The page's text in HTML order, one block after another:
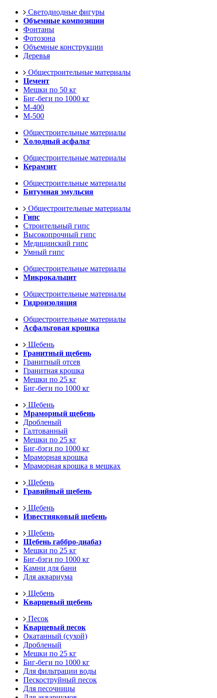
Светодиодные фигуры
Объемные композиции
Фонтаны
Фотозона
Объемные конструкции
Деревья
Общестроительные материалы
Цемент
Мешки по 50 кг
Биг-беги по 1000 кг
М-400
М-500
Общестроительные материалы
Холодный асфальт
Общестроительные материалы
Керамзит
Общестроительные материалы
Битумная эмульсия
Общестроительные материалы
Гипс
Строительный гипс
Высокопрочный гипс
Медицинский гипс
Умный гипс
Общестроительные материалы
Микрокальцит
Общестроительные материалы
Гидроизоляция
Общестроительные материалы
Асфальтовая крошка
Щебень
Гранитный щебень
Гранитный отсев
Гранитная крошка
Мешки по 25 кг
Биг-беги по 1000 кг
Щебень
Мраморный щебень
Дробленый
Галтованный
Мешки по 25 кг
Биг-бэги по 1000 кг
Мраморная крошка
Мраморная крошка в мешках
Щебень
Гравийный щебень
Щебень
Известняковый щебень
Щебень
Щебень габбро-диабаз
Мешки по 25 кг
Биг-бэги по 1000 кг
Камни для бани
Для аквариума
Щебень
Кварцевый щебень
Песок
Кварцевый песок
Окатанный (сухой)
Дробленый
Мешки по 25 кг
Биг-беги по 1000 кг
Для фильтрации воды
Пескоструйный песок
Для песочницы